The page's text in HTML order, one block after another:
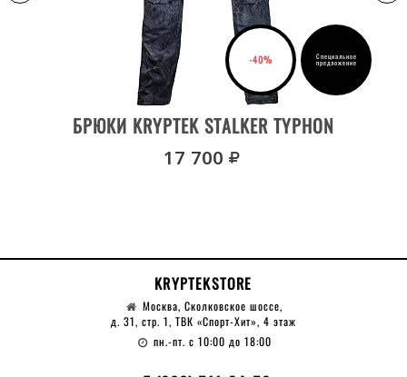
ВЫБРАТЬ РАЗМЕР
-40% Специальное
предложение
БРЮКИ KRYPTEK STALKER TYPHON
17 700
KRYPTEKSTORE
Москва, Сколковское шоссе,
д. 31, стр. 1, ТВК «Спорт-Хит», 4 этаж
пн.-пт. с 10:00 до 18:00